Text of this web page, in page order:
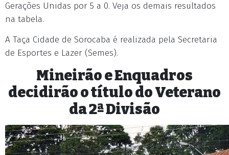
Gerações Unidas por 5 a 0. Veja os demais resultados
na tabela.
A Taça Cidade de Sorocaba é realizada pela Secretaria
de Esportes e Lazer (Semes).
Mineirão e Enquadros
decidirão o título do Veterano
da 2ª Divisão